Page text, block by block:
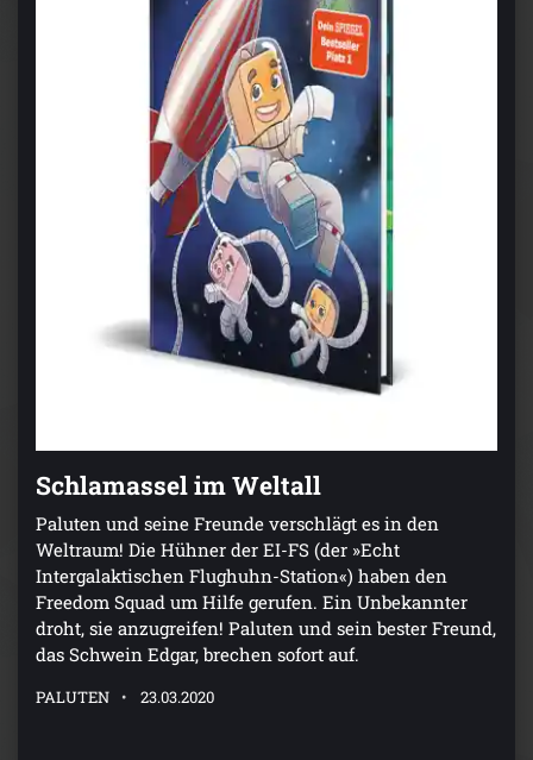
Schlamassel im Weltall
Paluten und seine Freunde verschlägt es in den
Weltraum! Die Hühner der EI-FS (der »Echt
Intergalaktischen Flughuhn-Station«) haben den
Freedom Squad um Hilfe gerufen. Ein Unbekannter
droht, sie anzugreifen! Paluten und sein bester Freund,
das Schwein Edgar, brechen sofort auf.
PALUTEN 23.03.2020